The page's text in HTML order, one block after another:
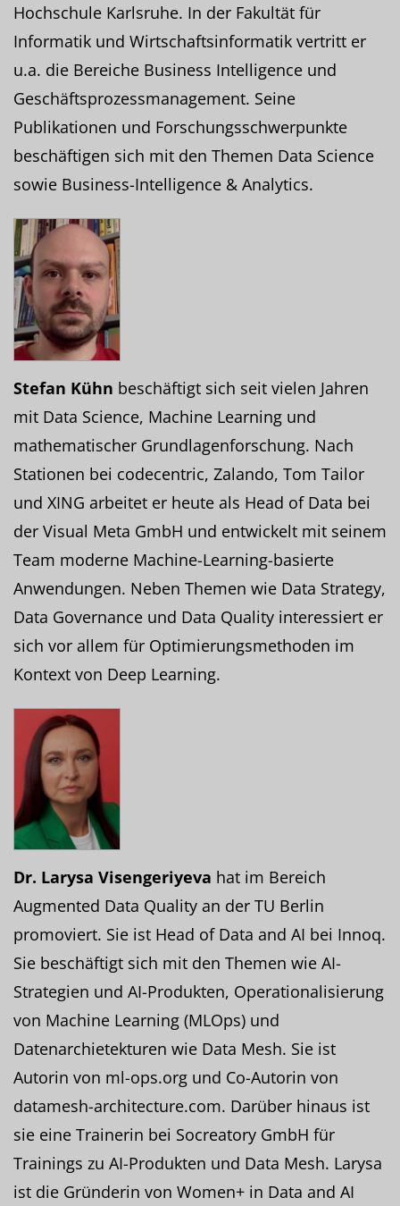
Hochschule Karlsruhe. In der Fakultät für
Informatik und Wirtschaftsinformatik vertritt er
u.a. die Bereiche Business Intelligence und
Geschäftsprozessmanagement. Seine
Publikationen und Forschungsschwerpunkte
beschäftigen sich mit den Themen Data Science
sowie Business-Intelligence & Analytics.
Stefan Kühn beschäftigt sich seit vielen Jahren
mit Data Science, Machine Learning und
mathematischer Grundlagenforschung. Nach
Stationen bei codecentric, Zalando, Tom Tailor
und XING arbeitet er heute als Head of Data bei
der Visual Meta GmbH und entwickelt mit seinem
Team moderne Machine-Learning-basierte
Anwendungen. Neben Themen wie Data Strategy,
Data Governance und Data Quality interessiert er
sich vor allem für Optimierungsmethoden im
Kontext von Deep Learning.
Dr. Larysa Visengeriyeva hat im Bereich
Augmented Data Quality an der TU Berlin
promoviert. Sie ist Head of Data and AI bei Innoq.
Sie beschäftigt sich mit den Themen wie AI-
Strategien und AI-Produkten, Operationalisierung
von Machine Learning (MLOps) und
Datenarchietekturen wie Data Mesh. Sie ist
Autorin von ml-ops.org und Co-Autorin von
datamesh-architecture.com. Darüber hinaus ist
sie eine Trainerin bei Socreatory GmbH für
Trainings zu AI-Produkten und Data Mesh. Larysa
ist die Gründerin von Women+ in Data and AI